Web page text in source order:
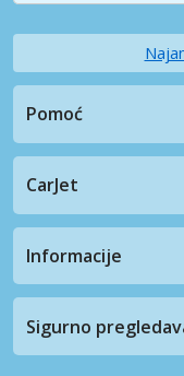
Pomoć
CarJet
Informacije
Sigurno